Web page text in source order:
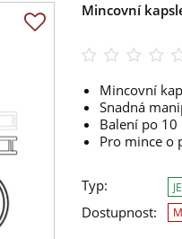
Mincovní
Mincovní
Snadná
Balení po 10
Pro mince o
Typ:
Dostupnost: